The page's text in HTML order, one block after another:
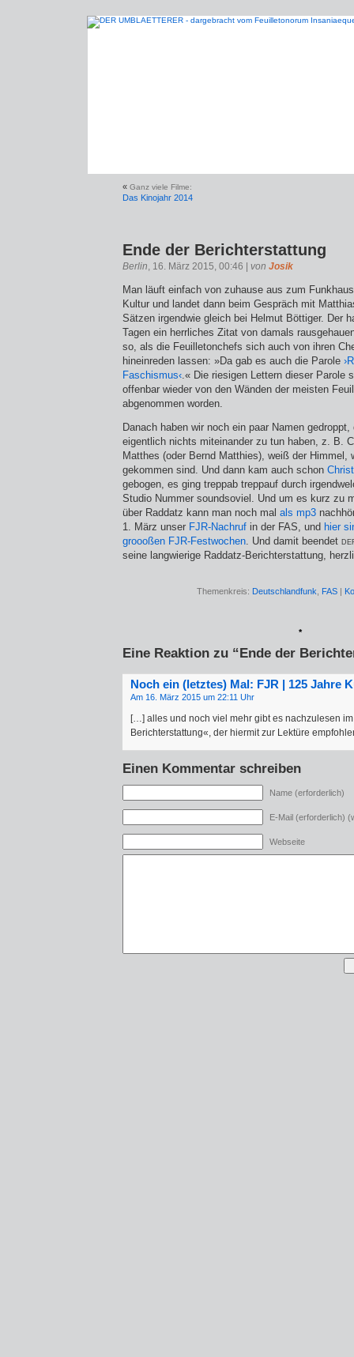
« Ganz viele Filme:
Das Kinojahr 2014
Ende der Berichterstattung
Berlin, 16. März 2015, 00:46 | von Josik
Man läuft einfach von zuhause aus zum
Kultur und landet dann beim Gespräch mit
Sätzen irgendwie gleich bei Helmut Böttiger. Der
Tagen ein herrliches Zitat von damals
so, als die Feuilletonchefs sich auch von ihren
hineinreden lassen: »Da gab es auch die Parole
Faschismus‹.« Die riesigen Lettern dieser Parole
offenbar wieder von den Wänden der meisten
abgenommen worden.
Danach haben wir noch ein paar Namen
eigentlich nichts miteinander zu tun haben, z. B.
Matthes (oder Bernd Matthies), weiß der Himmel,
gekommen sind. Und dann kam auch schon
gebogen, es ging treppab treppauf durch
Studio Nummer soundsoviel. Und um es kurz zu
über Raddatz kann man noch mal als mp3
1. März unser FJR-Nachruf in der FAS, und hier
groooßen FJR-Festwochen. Und damit beendet
seine langwierige Raddatz-Berichterstattung,
Themenkreis: Deutschlandfunk FAS |
*
Eine Reaktion zu “Ende der
Noch ein (letztes) Mal: FJR | 125 Jahre
Am 16. März 2015 um 22:11 Uhr
[…] alles und noch viel mehr gibt es nachzulesen
Berichterstattung«, der hiermit zur Lektüre
Einen Kommentar schreiben
Name (erforderlich)
E-Mail (erforderlich)
Webseite